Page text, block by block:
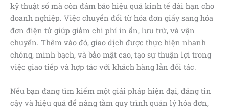
kỹ thuật số mà còn đảm bảo hiệu quả kinh tế dài hạn cho
doanh nghiệp. Việc chuyển đổi từ hóa đơn giấy sang hóa
đơn điện tử giúp giảm chi phí in ấn, lưu trữ, và vận
chuyển. Thêm vào đó, giao dịch được thực hiện nhanh
chóng, minh bạch, và bảo mật cao, tạo sự thuận lợi trong
việc giao tiếp và hợp tác với khách hàng lẫn đối tác.
Nếu bạn đang tìm kiếm một giải pháp hiện đại, đáng tin
cậy và hiệu quả để nâng tầm quy trình quản lý hóa đơn,